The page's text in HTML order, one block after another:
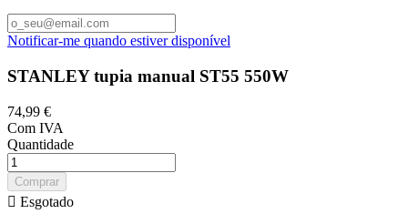
Notificar-me quando estiver disponível
STANLEY tupia manual ST55 550W
74,99 €
Com IVA
Quantidade
Comprar
 Esgotado